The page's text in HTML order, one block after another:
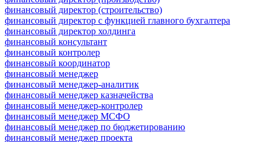
финансовый директор (строительство)
финансовый директор с функцией главного бухгалтера
финансовый директор холдинга
финансовый консультант
финансовый контролер
финансовый координатор
финансовый менеджер
финансовый менеджер-аналитик
финансовый менеджер казначейства
финансовый менеджер-контролер
финансовый менеджер МСФО
финансовый менеджер по бюджетированию
финансовый менеджер проекта